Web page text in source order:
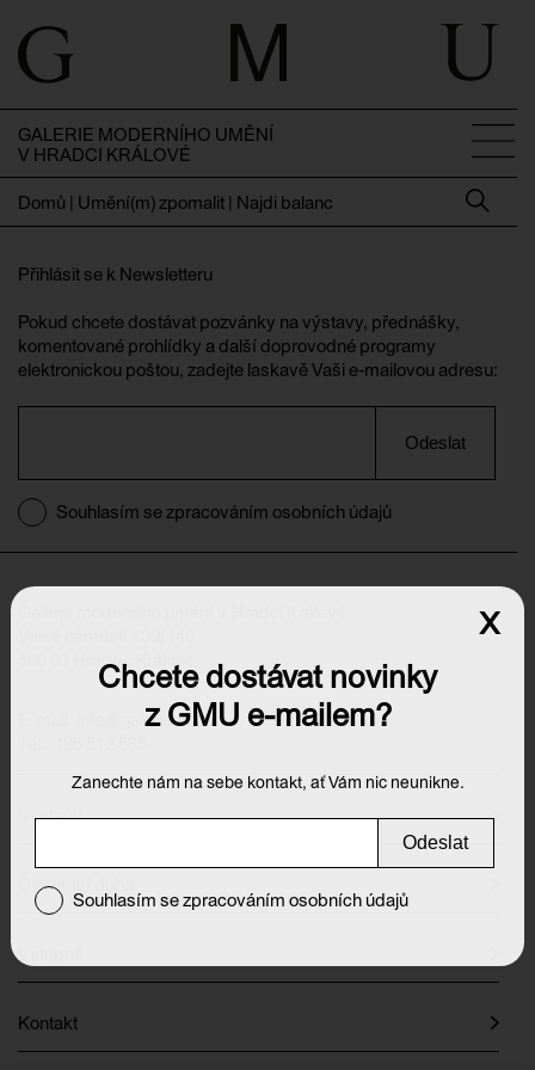
GALERIE MODERNÍHO UMĚNÍ
V HRADCI KRÁLOVÉ
Domů | Umění(m) zpomalit | Najdi balanc
Přihlásit se k Newsletteru
Pokud chcete dostávat pozvánky na výstavy, přednášky,
komentované prohlídky a další doprovodné programy
elektronickou poštou, zadejte laskavě Vaši e-mailovou adresu:
Odeslat
Souhlasím se zpracováním osobních údajů
500 03 Hradec Králové
info@galeriehk.cz
Výstavy
Otevírací doba
Kontakt
Chcete dostávat novinky
z GMU e-mailem?
Zanechte nám na sebe kontakt, ať Vám nic neunikne.
Odeslat
Souhlasím se zpracováním osobních údajů
x